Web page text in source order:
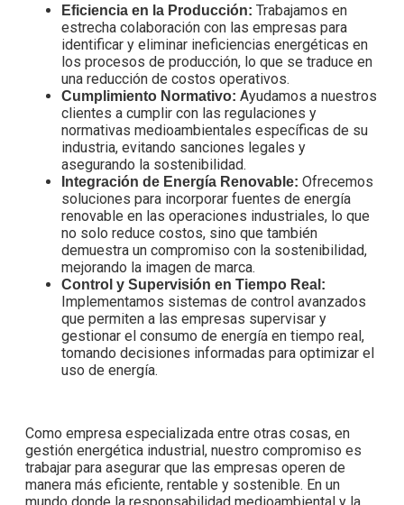
Eficiencia en la Producción: Trabajamos en
estrecha colaboración con las empresas para
identificar y eliminar ineficiencias energéticas en
los procesos de producción, lo que se traduce en
una reducción de costos operativos.
Cumplimiento Normativo: Ayudamos a nuestros
clientes a cumplir con las regulaciones y
normativas medioambientales específicas de su
industria, evitando sanciones legales y
asegurando la sostenibilidad.
Integración de Energía Renovable: Ofrecemos
soluciones para incorporar fuentes de energía
renovable en las operaciones industriales, lo que
no solo reduce costos, sino que también
demuestra un compromiso con la sostenibilidad,
mejorando la imagen de marca.
Control y Supervisión en Tiempo Real:
Implementamos sistemas de control avanzados
que permiten a las empresas supervisar y
gestionar el consumo de energía en tiempo real,
tomando decisiones informadas para optimizar el
uso de energía.
Como empresa especializada entre otras cosas, en
gestión energética industrial, nuestro compromiso es
trabajar para asegurar que las empresas operen de
manera más eficiente, rentable y sostenible. En un
mundo donde la responsabilidad medioambiental y la